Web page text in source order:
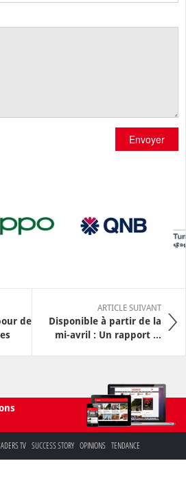
Envoyer
de
ARTICLE SUIVANT
Disponible à partir de la
mi-avril : Un rapport ...
TV SUCCESS STORY OPINIONS TENDANCE